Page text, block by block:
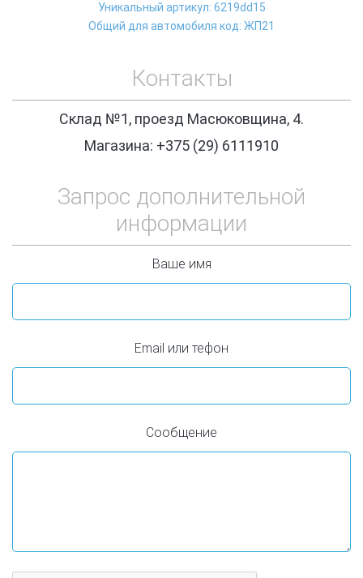
Уникальный артикул: 6219dd15
Общий для автомобиля код: ЖП21
Контакты
Склад №1, проезд Масюковщина, 4.
Магазина: +375 (29) 6111910
Запрос дополнительной
информации
Ваше имя
Email или тефон
Сообщение